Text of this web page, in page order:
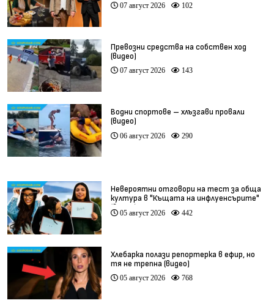
07 август 2026 102
Превозни средства на собствен ход
(видео)
07 август 2026 143
Водни спортове – хлъзгави провали
(видео)
06 август 2026 290
Невероятни отговори на тест за обща
култура в "Къщата на инфлуенсърите"
(видео)
05 август 2026 442
Хлебарка полази репортерка в ефир, но
тя не трепна (видео)
05 август 2026 768